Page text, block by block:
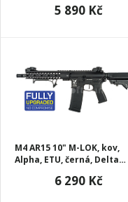
5 890 Kč
M4 AR15 10" M-LOK, kov,
Alpha, ETU, černá, Delta
6 290 Kč